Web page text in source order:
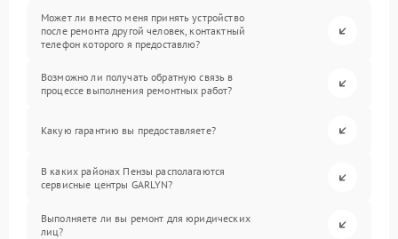
Может ли вместо меня принять устройство
после ремонта другой человек, контактный
телефон которого я предоставлю?
Возможно ли получать обратную связь в
процессе выполнения ремонтных работ?
Какую гарантию вы предоставляете?
В каких районах Пензы располагаются
сервисные центры GARLYN?
Выполняете ли вы ремонт для юридических
лиц?